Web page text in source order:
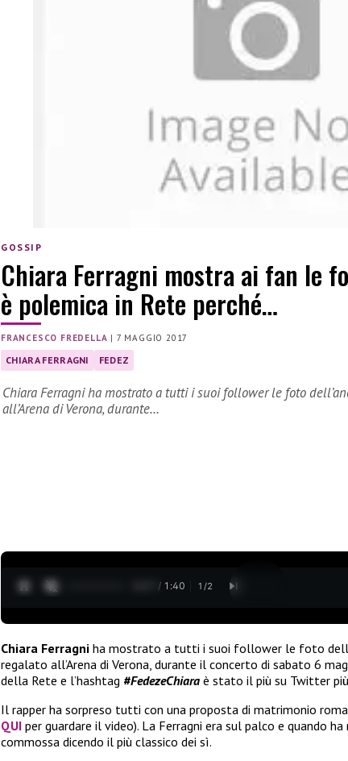
GOSSIP
Chiara Ferragni mostra ai fan le
è polemica in Rete perché…
FRANCESCO FREDELLA | 7 MAGGIO 2017
CHIARA FERRAGNI FEDEZ
Chiara Ferragni ha mostrato a tutti i suoi follower le foto
all’Arena di Verona, durante…
0:28 / 1:40 1 /2
Chiara Ferragni ha mostrato a tutti i suoi follower le foto
regalato all’Arena di Verona, durante il concerto di sabato 6
della Rete e l’hashtag #FedezeChiara è stato il più su Twitter
Il rapper ha sorpreso tutti con una proposta di matrimonio
QUI per guardare il video). La Ferragni era sul palco e quando
commossa dicendo il più classico dei sì.